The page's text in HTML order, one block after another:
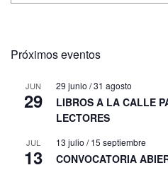
Próximos eventos
JUN
29
29 junio /31 agosto
LIBROS A LA CALLE
LECTORES
JUL
13
13 julio /15 septiembre
CONVOCATORIA